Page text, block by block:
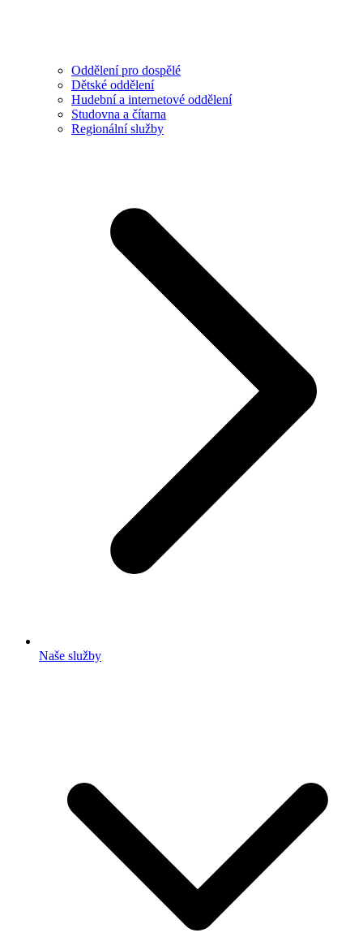
Oddělení pro dospělé
Dětské oddělení
Hudební a internetové oddělení
Studovna a čítarna
Regionální služby
Naše služby